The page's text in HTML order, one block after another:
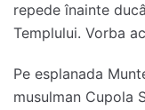
repede înainte
Templului. Vorba
Pe esplanada
musulman Cupola